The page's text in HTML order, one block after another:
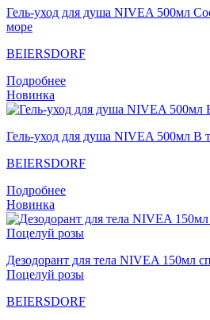
Гель-уход для душа NIVEA 500мл
море
BEIERSDORF
Подробнее
Новинка
Гель-уход для душа NIVEA 500мл В
BEIERSDORF
Подробнее
Новинка
Дезодорант для тела NIVEA 150мл
Поцелуй розы
BEIERSDORF